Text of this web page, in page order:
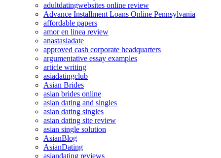
adultdatingwebsites online review
Advance Installment Loans Online Pennsylvania
affordable papers
amor en linea review
anastasiadate
approved cash corporate headquarters
argumentative essay examples
article writing
asiadatingclub
Asian Brides
asian brides online
asian dating and singles
asian dating singles
asian dating site review
asian single solution
AsianBlog
AsianDating
asiandating reviews